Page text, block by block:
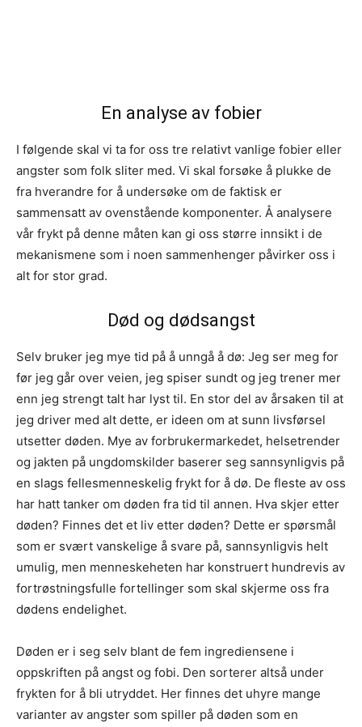
En analyse av fobier
I følgende skal vi ta for oss tre relativt vanlige fobier eller
angster som folk sliter med. Vi skal forsøke å plukke de
fra hverandre for å undersøke om de faktisk er
sammensatt av ovenstående komponenter. Å analysere
vår frykt på denne måten kan gi oss større innsikt i de
mekanismene som i noen sammenhenger påvirker oss i
alt for stor grad.
Død og dødsangst
Selv bruker jeg mye tid på å unngå å dø: Jeg ser meg for
før jeg går over veien, jeg spiser sundt og jeg trener mer
enn jeg strengt talt har lyst til. En stor del av årsaken til at
jeg driver med alt dette, er ideen om at sunn livsførsel
utsetter døden. Mye av forbrukermarkedet, helsetrender
og jakten på ungdomskilder baserer seg sannsynligvis på
en slags fellesmenneskelig frykt for å dø. De fleste av oss
har hatt tanker om døden fra tid til annen. Hva skjer etter
døden? Finnes det et liv etter døden? Dette er spørsmål
som er svært vanskelige å svare på, sannsynligvis helt
umulig, men menneskeheten har konstruert hundrevis av
fortrøstningsfulle fortellinger som skal skjerme oss fra
dødens endelighet.
Døden er i seg selv blant de fem ingrediensene i
oppskriften på angst og fobi. Den sorterer altså under
frykten for å bli utryddet. Her finnes det uhyre mange
varianter av angster som spiller på døden som en